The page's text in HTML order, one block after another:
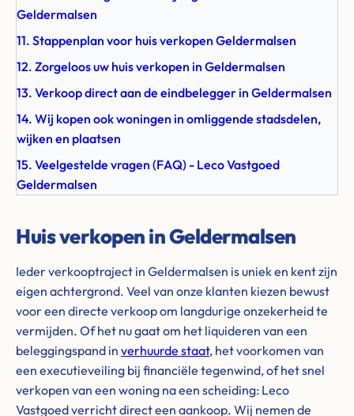
Geldermalsen
11. Stappenplan voor huis verkopen Geldermalsen
12. Zorgeloos uw huis verkopen in Geldermalsen
13. Verkoop direct aan de eindbelegger in Geldermalsen
14. Wij kopen ook woningen in omliggende stadsdelen,
wijken en plaatsen
15. Veelgestelde vragen (FAQ) - Leco Vastgoed
Geldermalsen
Huis verkopen in Geldermalsen
Ieder verkooptraject in Geldermalsen is uniek en kent zijn
eigen achtergrond. Veel van onze klanten kiezen bewust
voor een directe verkoop om langdurige onzekerheid te
vermijden. Of het nu gaat om het liquideren van een
beleggingspand in verhuurde staat, het voorkomen van
een executieveiling bij financiële tegenwind, of het snel
verkopen van een woning na een scheiding: Leco
Vastgoed verricht direct een aankoop. Wij nemen de